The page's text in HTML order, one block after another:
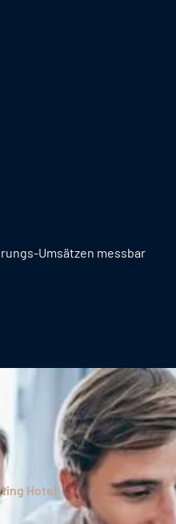
Umsätzen messbar
Hotel